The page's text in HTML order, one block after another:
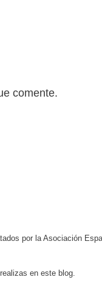
comente.
por la Asociación
en este blog.